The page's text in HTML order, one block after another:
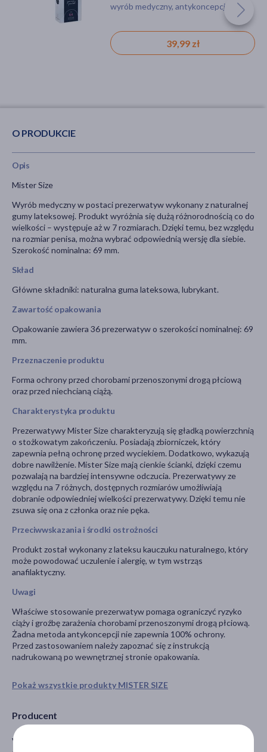
wyrób medyczny, antykoncepcja
39,99 zł
O PRODUKCIE
Pokaż wszystkie produkty MISTER SIZE
Producent
VINERGY GmbH
Opis
Mister Size
Wyrób medyczny w postaci prezerwatyw wykonany z naturalnej
gumy lateksowej. Produkt wyróżnia się dużą różnorodnością co do
wielkości – występuje aż w 7 rozmiarach. Dzięki temu, bez względu
na rozmiar penisa, można wybrać odpowiednią wersję dla siebie.
Szerokość nominalna: 69 mm.
Skład
Główne składniki: naturalna guma lateksowa, lubrykant.
Zawartość opakowania
Opakowanie zawiera 36 prezerwatyw o szerokości nominalnej: 69
mm.
Przeznaczenie produktu
Forma ochrony przed chorobami przenoszonymi drogą płciową
oraz przed niechcianą ciążą.
Charakterystyka produktu
Prezerwatywy Mister Size charakteryzują się gładką powierzchnią
o stożkowatym zakończeniu. Posiadają zbiorniczek, który
zapewnia pełną ochronę przed wyciekiem. Dodatkowo, wykazują
dobre nawilżenie. Mister Size mają cienkie ścianki, dzięki czemu
pozwalają na bardziej intensywne odczucia. Prezerwatywy ze
względu na 7 różnych, dostępnych rozmiarów umożliwiają
dobranie odpowiedniej wielkości prezerwatywy. Dzięki temu nie
zsuwa się ona z członka oraz nie pęka.
Przeciwwskazania i środki ostrożności
Produkt został wykonany z lateksu kauczuku naturalnego, który
może powodować uczulenie i alergię, w tym wstrząs
anafilaktyczny.
Uwagi
Właściwe stosowanie prezerwatyw pomaga ograniczyć ryzyko
ciąży i groźbę zarażenia chorobami przenoszonymi drogą płciową.
Żadna metoda antykoncepcji nie zapewnia 100% ochrony.
Przed zastosowaniem należy zapoznać się z instrukcją
nadrukowaną po wewnętrznej stronie opakowania.